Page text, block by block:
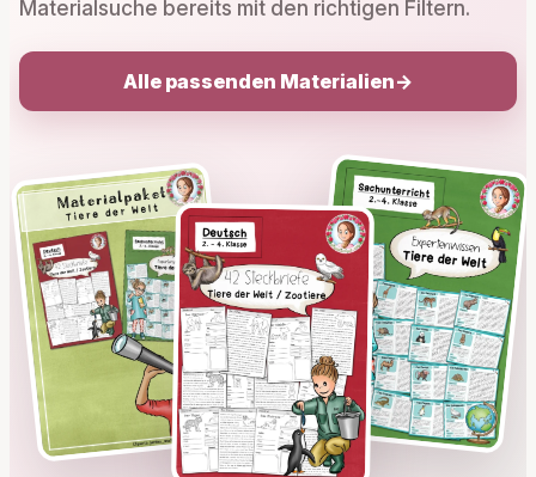
Materialsuche bereits mit den richtigen Filtern.
Alle passenden Materialien→